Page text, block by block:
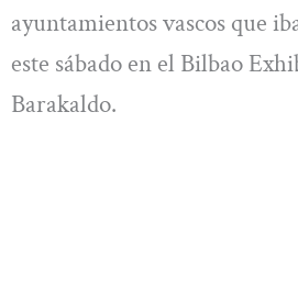
ayuntamientos vascos que
este sábado en el Bilbao
Barakaldo.